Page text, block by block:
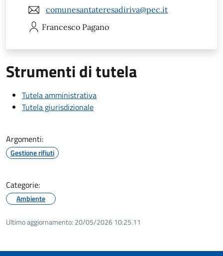
comunesantateresadiriva@pec.it
Francesco Pagano
Strumenti di tutela
Tutela amministrativa
Tutela giurisdizionale
Argomenti:
Gestione rifiuti
Categorie:
Ambiente
Ultimo aggiornamento: 20/05/2026 10:25.11